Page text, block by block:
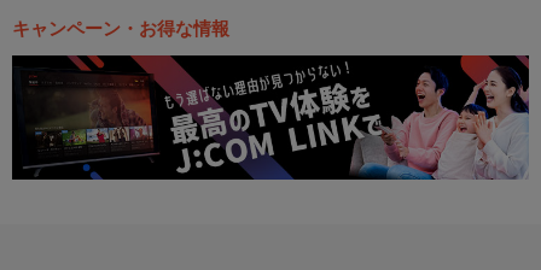
キャンペーン・お得な情報